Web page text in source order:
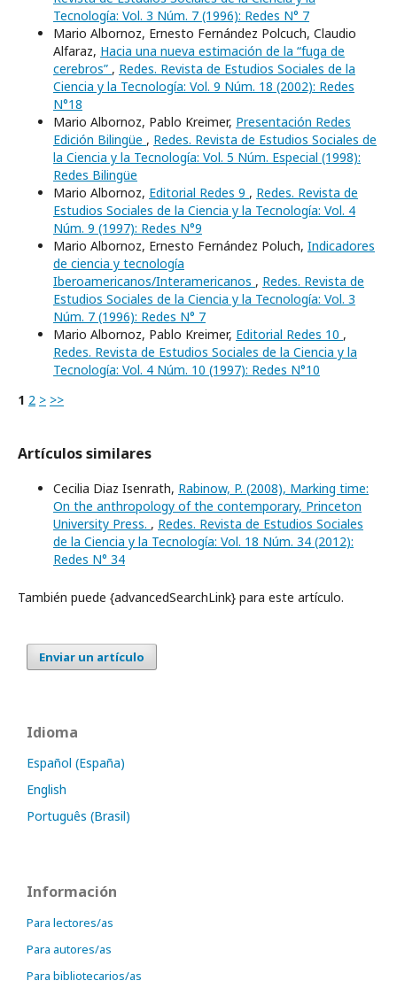
Tecnología: Vol. 3 Núm. 7 (1996): Redes N° 7
Mario Albornoz, Ernesto Fernández Polcuch, Claudio
Alfaraz, Hacia una nueva estimación de la “fuga de
cerebros” , Redes. Revista de Estudios Sociales de la
Ciencia y la Tecnología: Vol. 9 Núm. 18 (2002): Redes
N°18
Mario Albornoz, Pablo Kreimer, Presentación Redes
Edición Bilingüe , Redes. Revista de Estudios Sociales de
la Ciencia y la Tecnología: Vol. 5 Núm. Especial (1998):
Redes Bilingüe
Mario Albornoz, Editorial Redes 9 , Redes. Revista de
Estudios Sociales de la Ciencia y la Tecnología: Vol. 4
Núm. 9 (1997): Redes N°9
Mario Albornoz, Ernesto Fernández Poluch, Indicadores
de ciencia y tecnología
Iberoamericanos/Interamericanos , Redes. Revista de
Estudios Sociales de la Ciencia y la Tecnología: Vol. 3
Núm. 7 (1996): Redes N° 7
Mario Albornoz, Pablo Kreimer, Editorial Redes 10 ,
Redes. Revista de Estudios Sociales de la Ciencia y la
Tecnología: Vol. 4 Núm. 10 (1997): Redes N°10
1 2 > >>
Artículos similares
Cecilia Diaz Isenrath, Rabinow, P. (2008), Marking time:
On the anthropology of the contemporary, Princeton
University Press. , Redes. Revista de Estudios Sociales
de la Ciencia y la Tecnología: Vol. 18 Núm. 34 (2012):
Redes N° 34
También puede {advancedSearchLink} para este artículo.
Enviar un artículo
Idioma
Español (España)
English
Português (Brasil)
Información
Para lectores/as
Para autores/as
Para bibliotecarios/as